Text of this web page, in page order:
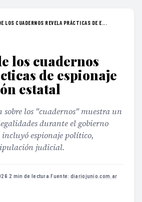
LOS CUADERNOS REVELA PRÁCTICAS DE E...
los cuadernos
de espionaje
estatal
sobre los "cuadernos" muestra un
durante el gobierno
espionaje político,
judicial.
·2 min de lectura·Fuente: diariojunio.com.ar